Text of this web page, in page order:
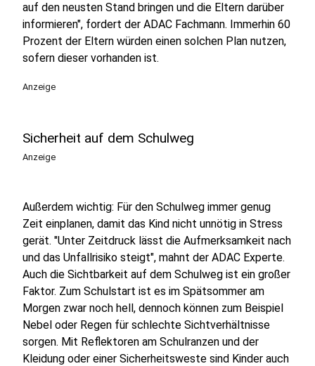
auf den neusten Stand bringen und die Eltern darüber
informieren", fordert der ADAC Fachmann. Immerhin 60
Prozent der Eltern würden einen solchen Plan nutzen,
sofern dieser vorhanden ist.
Anzeige
Sicherheit auf dem Schulweg
Anzeige
Außerdem wichtig: Für den Schulweg immer genug
Zeit einplanen, damit das Kind nicht unnötig in Stress
gerät. "Unter Zeitdruck lässt die Aufmerksamkeit nach
und das Unfallrisiko steigt", mahnt der ADAC Experte.
Auch die Sichtbarkeit auf dem Schulweg ist ein großer
Faktor. Zum Schulstart ist es im Spätsommer am
Morgen zwar noch hell, dennoch können zum Beispiel
Nebel oder Regen für schlechte Sichtverhältnisse
sorgen. Mit Reflektoren am Schulranzen und der
Kleidung oder einer Sicherheitsweste sind Kinder auch